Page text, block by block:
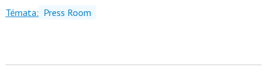
Témata: Press Room